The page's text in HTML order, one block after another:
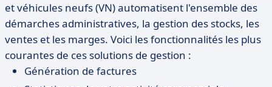
et véhicules neufs (VN) automatisent l'ensemble des
démarches administratives, la gestion des stocks, les
ventes et les marges. Voici les fonctionnalités les plus
courantes de ces solutions de gestion :
Génération de factures